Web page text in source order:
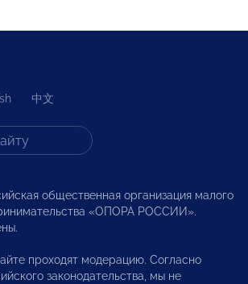
中文
общественная организация малого
«ОПОРА РОССИИ».
проходят модерацию. Согласно
законодательства, мы не